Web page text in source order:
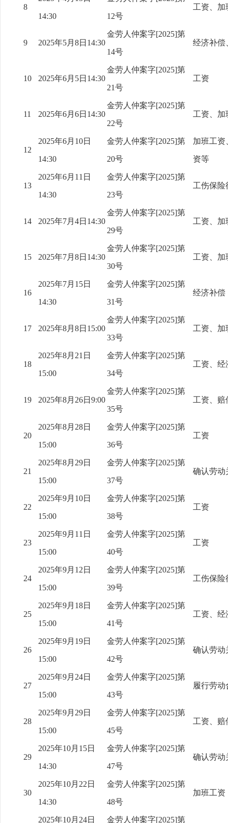
8
14:30 12号
工资、加
9 2025年5月8日14:30
金劳人仲案字[2025]第
14号
经济补偿
10 2025年6月5日14:30
金劳人仲案字[2025]第
21号
工资
11 2025年6月6日14:30
金劳人仲案字[2025]第
22号
工资、加
12
2025年6月10日
14:30
金劳人仲案字[2025]第
20号
加班工资
资等
13
2025年6月11日
14:30
金劳人仲案字[2025]第
23号
工伤保险
14 2025年7月4日14:30
金劳人仲案字[2025]第
29号
工资、加
15 2025年7月8日14:30
金劳人仲案字[2025]第
30号
工资、加
16
2025年7月15日
14:30
金劳人仲案字[2025]第
31号
经济补偿
17 2025年8月8日15:00
金劳人仲案字[2025]第
33号
工资、加
18
2025年8月21日
15:00
金劳人仲案字[2025]第
34号
工资、经
19 2025年8月26日9:00
金劳人仲案字[2025]第
35号
工资、赔
20
2025年8月28日
15:00
金劳人仲案字[2025]第
36号
工资
21
2025年8月29日
15:00
金劳人仲案字[2025]第
37号
确认劳动
22
2025年9月10日
15:00
金劳人仲案字[2025]第
38号
工资
23
2025年9月11日
15:00
金劳人仲案字[2025]第
40号
工资
24
2025年9月12日
15:00
金劳人仲案字[2025]第
39号
工伤保险
25
2025年9月18日
15:00
金劳人仲案字[2025]第
41号
工资、经
26
2025年9月19日
15:00
金劳人仲案字[2025]第
42号
确认劳动
27
2025年9月24日
15:00
金劳人仲案字[2025]第
43号
履行劳
28
2025年9月29日
15:00
金劳人仲案字[2025]第
45号
工资、赔
29
2025年10月15日
14:30
金劳人仲案字[2025]第
47号
确认劳动
30
2025年10月22日
14:30
金劳人仲案字[2025]第
48号
加班工资
2025年10月24日 金劳人仲案字[2025]第